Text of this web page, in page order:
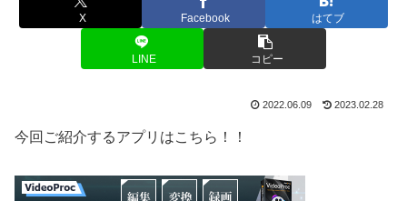
X Facebook はてブ
LINE コピー
2022.06.09 2023.02.28
今回ご紹介するアプリはこちら！！